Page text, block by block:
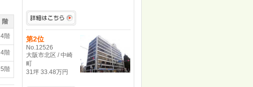
階
4階
4階
5階
第2位
No.12526
大阪市北区 / 中崎
町
31坪 33.48万円